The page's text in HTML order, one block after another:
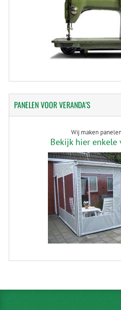
PANELENVOOR VERANDA'S
Wij maken
Bekijk hier enkele